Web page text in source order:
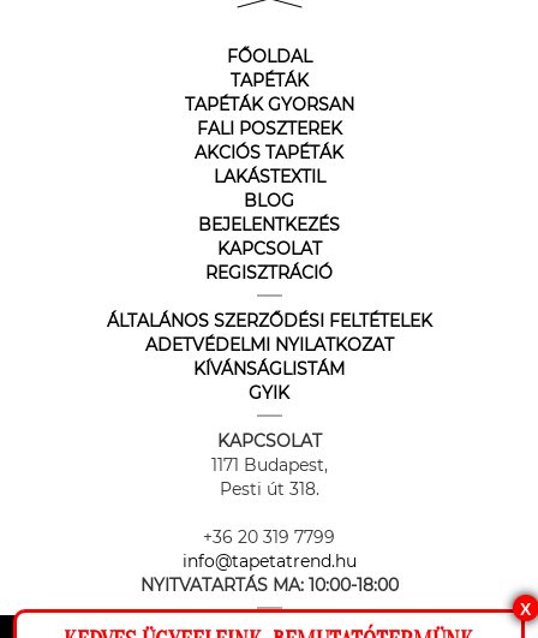
FŐOLDAL
TAPÉTÁK
TAPÉTÁK GYORSAN
FALI POSZTEREK
AKCIÓS TAPÉTÁK
LAKÁSTEXTIL
BLOG
BEJELENTKEZÉS
KAPCSOLAT
REGISZTRÁCIÓ
ÁLTALÁNOS SZERZŐDÉSI FELTÉTELEK
ADETVÉDELMI NYILATKOZAT
KÍVÁNSÁGLISTÁM
GYIK
KAPCSOLAT
1171 Budapest,
Pesti út 318.
+36 20 319 7799
info@tapetatrend.hu
NYITVATARTÁS MA: 10:00-18:00
X